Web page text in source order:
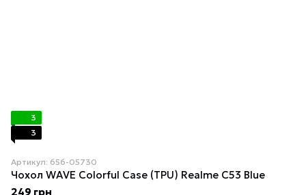
3
3
Артикул: 656-05730
Чохол WAVE Colorful Case (TPU) Realme C53 Blue
249 грн